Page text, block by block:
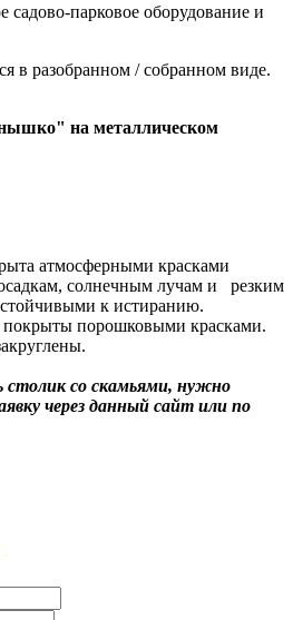
садово-парковое оборудование и
в разобранном / собранном виде.
на металлическом
атмосферными красками
солнечным лучам и резким
к истиранию.
покрыты порошковыми красками.
со скамьями, нужно
через данный сайт или по